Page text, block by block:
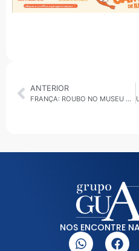
ANTERIOR
FRANÇA: ROUBO NO MUSEU DO LOUVRE MOBILIZA POLÍCIA DE PARIS
NOS ENCONTRE